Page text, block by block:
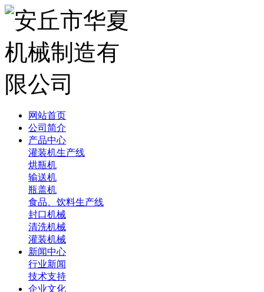
网站首页
公司简介
产品中心
灌装机生产线
烘瓶机
输送机
瓶盖机
食品、饮料生产线
封口机械
清洗机械
灌装机械
新闻中心
行业新闻
技术支持
企业文化